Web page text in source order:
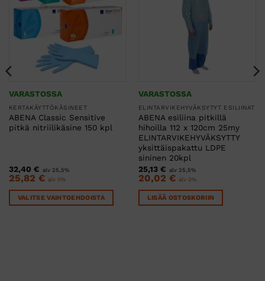
VARASTOSSA
KERTAKÄYTTÖKÄSINEET
ABENA Classic Sensitive
pitkä nitriilikäsine 150 kpl
32,40 € alv 25,5%
25,82 € alv 0%
VALITSE VAIHTOEHDOISTA
VARASTOSSA
ELINTARVIKEHYVÄKSYTYT ESILIINAT
ABENA esiliina pitkillä
hihoilla 112 x 120cm 25my
ELINTARVIKEHYVÄKSYTTY
yksittäispakattu LDPE
sininen 20kpl
25,13 € alv 25,5%
20,02 € alv 0%
LISÄÄ OSTOSKORIIN